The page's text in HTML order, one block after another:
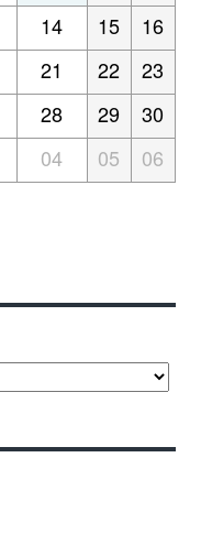
14 15
16
21 22
23
28 29
30
04 05 06